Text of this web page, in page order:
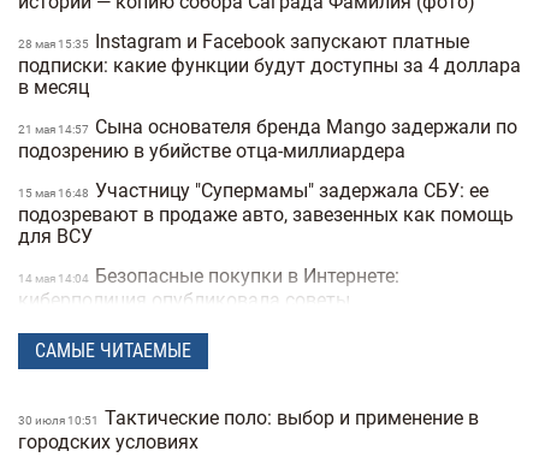
28 мая 15:35
Instagram и Facebook запускают платные
подписки: какие функции будут доступны за 4 доллара
в месяц
21 мая 14:57
Сына основателя бренда Mango задержали по
подозрению в убийстве отца-миллиардера
15 мая 16:48 Участницу "Супермамы" задержала СБУ: ее
подозревают в продаже авто, завезенных как помощь
для ВСУ
14 мая 14:04 Безопасные покупки в Интернете:
киберполиция опубликовала советы
28 апреля 16:14 Украинец побил мировой рекорд: сотрудник
морга сделал 230 татуировок костей и стал "живым
24 марта 14:40
Мужчины влюбляются быстрее, а женщины
— сильнее: исследование Biology of Sex Differences
САМЫЕ ЧИТАЕМЫЕ
30 июля 10:51
Тактические поло: выбор и применение в
городских условиях